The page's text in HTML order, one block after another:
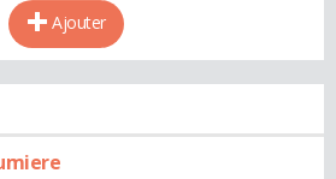
Ajouter